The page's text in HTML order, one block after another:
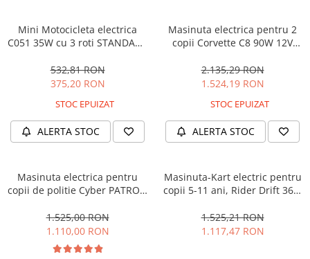
Mini Motocicleta electrica
C051 35W cu 3 roti STANDARD
532,81 RON
375,20 RON
STOC EPUIZAT
ALERTA STOC
Masinuta electrica pentru 2
copii Corvette C8 90W 12V
2.135,29 RON
1.524,19 RON
STOC EPUIZAT
ALERTA STOC
Masinuta electrica pentru
copii de politie Cyber PATROL,
90W, 12V, Black & White
1.525,00 RON
1.110,00 RON
Masinuta-Kart electric pentru
copii 5-11 ani, Rider Drift 360,
1.525,21 RON
1.117,47 RON